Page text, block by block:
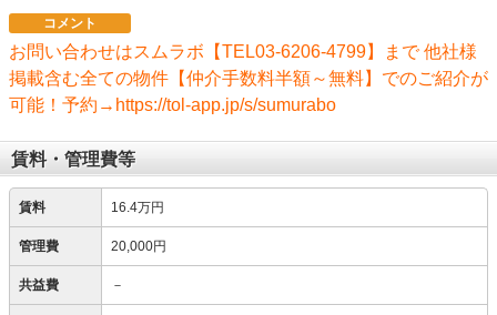
コメント
お問い合わせはスムラボ【TEL03-6206-4799】まで 他社様
掲載含む全ての物件【仲介手数料半額～無料】でのご紹介が
可能！予約→https://tol-app.jp/s/sumurabo
賃料・管理費等
賃料 16.4万円
管理費 20,000円
共益費 －